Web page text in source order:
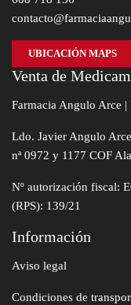
UBICACIÓN MAPS
Venta de
Farmacia Angulo Arce
Ldo. Javier Angulo
nª 0972 y 1177 COF
Nº autorización fiscal:
(RPS): 139/21
Información
Aviso legal
Condiciones de